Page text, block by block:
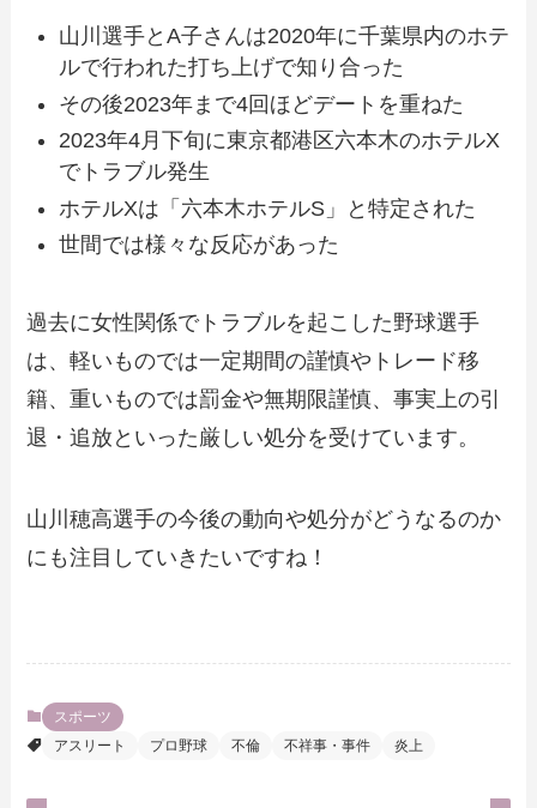
山川選手とA子さんは2020年に千葉県内のホテ
ルで行われた打ち上げで知り合った
その後2023年まで4回ほどデートを重ねた
2023年4月下旬に東京都港区六本木のホテルX
でトラブル発生
ホテルXは「六本木ホテルS」と特定された
世間では様々な反応があった
過去に女性関係でトラブルを起こした野球選手
は、軽いものでは一定期間の謹慎やトレード移
籍、重いものでは罰金や無期限謹慎、事実上の引
退・追放といった厳しい処分を受けています。
山川穂高選手の今後の動向や処分がどうなるのか
にも注目していきたいですね！
スポーツ
アスリート
プロ野球 不倫 不祥事・事件 炎上